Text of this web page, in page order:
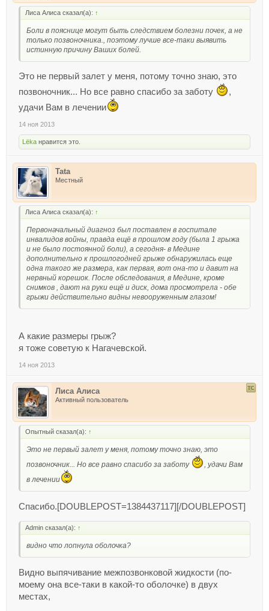
Лиса Алиса сказал(а): ↑
Боли в пояснице могут быть следствием болезни почек, а не
только позвоночника., поэтому лучше все-таки выявить
истинную причину Ваших болей.
Это не первый залет у меня, потому точно знаю, это
позвоночник... Но все равно спасибо за заботу
,
удачи Вам в лечении
14 ноя 2013
Lёka нравится это.
Tata
Местный
Лиса Алиса сказал(а): ↑
Первоначальный диагноз был поставлен в госпитале
инвалидов войны, правда ещё в прошлом году (была 1 грыжа
и не было постоянной боли), а сегодня- в Медине
дополнительно к прошлогодней грыже обнаружилась еще
одна такого же размера, как первая, вот она-то и давит на
нервный корешок. После обследования, в Медине, кроме
снимков , дают на руки ещё и диск, дома просмотрела - обе
грыжи действительно видны невооруженным глазом!
А какие размеры грыж?
я тоже советую к Нагачевской.
14 ноя 2013
Лиса Алиса
Активный пользователь
Опытный сказал(а): ↑
Это не первый залет у меня, потому точно знаю, это
позвоночник... Но все равно спасибо за заботу
, удачи Вам
в лечении
Спасибо.[DOUBLEPOST=1384437117][/DOUBLEPOST]
Admin сказал(а): ↑
видно что лопнула оболочка?
Видно выпячивание межпозвонковой жидкости (по-
моему она все-таки в какой-то оболочке) в двух
местах,